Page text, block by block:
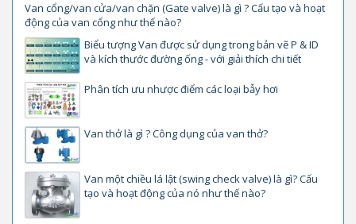
Van cổng/van cửa/van chặn (Gate valve) là gì ? Cấu tạo và hoạt
động của van cổng như thế nào?
Biểu tượng Van được sử dụng trong bản vẽ P & ID
và kích thước đường ống - với giải thích chi tiết
Phân tích ưu nhược điểm các loại bẫy hơi
Van thở là gì ? Công dụng của van thở?
Van một chiều lá lật (swing check valve) là gì? Cấu
tạo và hoạt động của nó như thế nào?